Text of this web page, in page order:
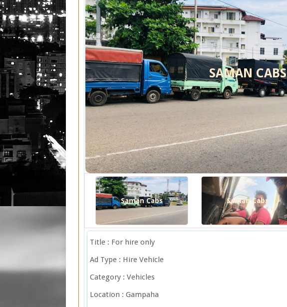
SAMAN CABS
Saman Cabs Saman Cabs
Title : For hire only
Ad Type : Hire Vehicle
Category : Vehicles
Location : Gampaha